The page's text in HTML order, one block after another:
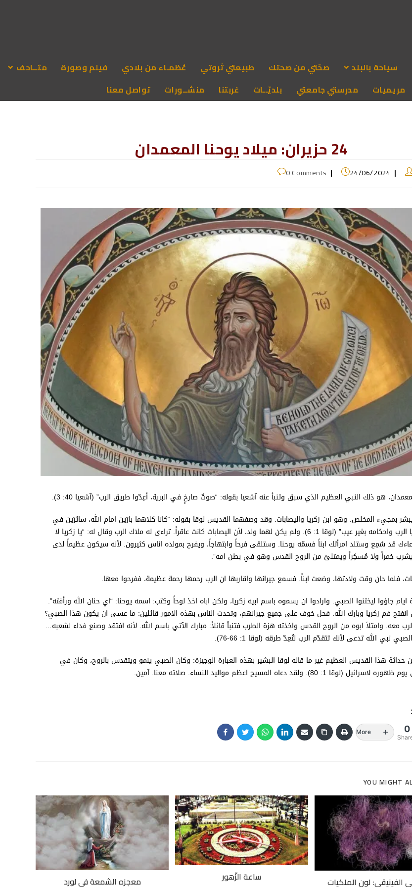
سياحة بالبلد صحّتي من صحتك طبيعتي ثروتي عُظمـاء من بلادي فيلم وصورة
متَــاحِف
مريميات مدرستي جامعتي بلديّــات غربتنا منشــورات تواصل معنا
24 حزيران: ميلاد يوحنا المعمدان
24/06/2024
0 Comments
هو ذلك النبي العظيم الذي سبق وتنبأ عنه آشعيا بقوله: “صوتٌ صارخٍ في البرية، أعِدّوا طريق الرب” (آشعيا 40: 3).
بمجيء المخلص. وهو ابن زكريا واليصابات. وقد وصفهما القديس لوقا بقوله: “كانا كلاهما بارّين امام الله، سائرَين في
جميع وصايا الرب واحكامه بغير عيب” (لوقا 1: 6). ولم يكن لهما ولد، لأن اليصابات كانت عاقراً. تراءى له ملاك الرب وقال له: “يا زكريا لا
قد سُمِع وستلد امرأتك ابناً فسمّه يوحنا. وستلقى فرحاً وابتهاجاً، ويفرح بمولده اناس كثيرون. لأنه سيكون عظيماً لدى
يشرب خمراً ولا مُسكِراً ويمتلئ من الروح القدس وهو في بطن امه”.
فلما حان وقت ولادتها، وضعت ابناً. فسمع جيرانها واقاربها ان الرب رحمها رحمة عظيمة، ففرحوا معها.
ايام جاؤوا ليختنوا الصبي. وارادوا ان يسموه باسم ابيه زكريا، ولكن اباه اخذ لوحاً وكتب: اسمه يوحنا: “اي حنان الله ورأفته”.
فم زكريا وبارك الله. فحل خوف على جميع جيرانهم، وتحدث الناس بهذه الامور قائلين: ما عسى ان يكون هذا الصبي؟
معه. وامتلأ ابوه من الروح القدس واخذته هزة الطرب فتنبأ قائلاً: مبارك الآتي باسم الله. لأنه افتقد وصنع فداء لشعبه…
نبي الله تدعى لأنك تتقدّم الرب لتُعِدّ طرقه (لوقا 1: 66-76).
حداثة هذا القديس العظيم غير ما قاله لوقا البشير بهذه العبارة الوجيزة: وكان الصبي ينمو ويتقدس بالروح، وكان في
(لوقا 1: 80). ولقد دعاه المسيح اعظم مواليد النساء. صلاته معنا. آمين.
0
More
YOU MIGHT
معجزه الشمعة في لورد ساعة الزّهور الفينيقي: لون الملكيات